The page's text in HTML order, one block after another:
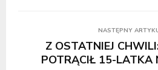
NASTĘPNY
Z OSTATNIEJ
POTRĄCIŁ 15-LATKA